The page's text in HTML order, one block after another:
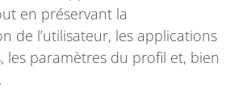
en préservant la
de l’utilisateur, les applications
les paramètres du profil et, bien